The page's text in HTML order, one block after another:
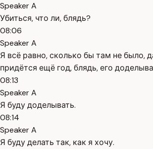
Speaker A
Убиться, что ли, блядь?
08:06
Speaker A
Я всё равно, сколько бы там не было,
придётся ещё год, блядь, его
08:13
Speaker A
Я буду доделывать.
08:14
Speaker A
Я буду делать так, как я хочу.